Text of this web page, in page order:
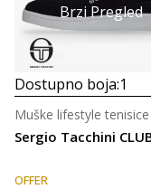
Brzi Pregled
Dostupno boja:1
Sergio Tacchini
Muške lifestyle tenisice
OFFER